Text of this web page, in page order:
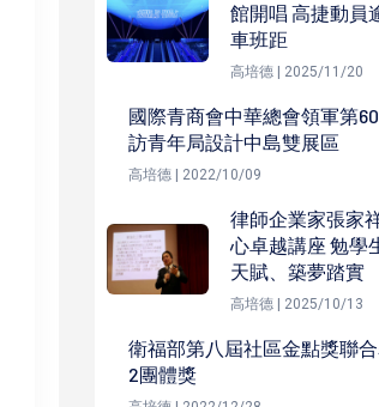
館開唱 高捷動員
車班距
高培德 | 2025/11/20
國際青商會中華總會領軍第
訪青年局設計中島雙展區
高培德 | 2022/10/09
律師企業家張家
心卓越講座 勉學
天賦、築夢踏實
高培德 | 2025/10/13
衛福部第八屆社區金點獎聯合
2團體獎